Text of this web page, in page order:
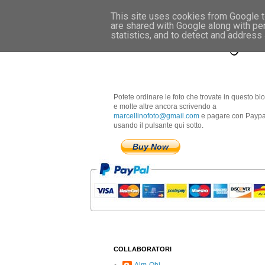
Marcellino
Potete ordinare le foto che trovate in questo
e molte altre ancora scrivendo a
marcellinofoto@gmail.com e pagare con
usando il pulsante qui sotto.
Buy Now
COLLABORATORI
This site uses cookies from Google
are shared with Google along with
statistics, and to detect and address